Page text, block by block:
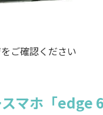
ご確認ください
マホ「edge